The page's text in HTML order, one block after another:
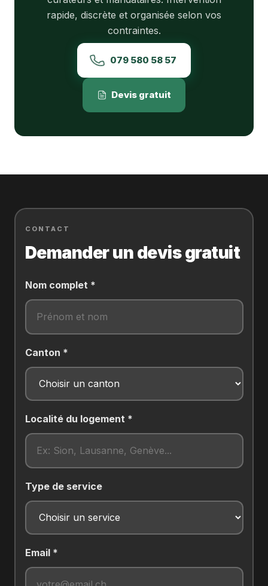
rapide, discrète et organisée selon vos
contraintes.
079 580 58 57
Devis gratuit
CONTACT
Demander un devis gratuit
Nom complet *
Canton *
Localité du logement *
Type de service
Email *